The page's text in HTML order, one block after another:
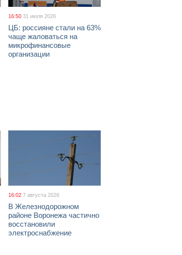
16:50 31 июля 2026
ЦБ: россияне стали на 63%
чаще жаловаться на
микрофинансовые
организации
16:02 7 августа 2026
В Железнодорожном
районе Воронежа частично
восстановили
электроснабжение